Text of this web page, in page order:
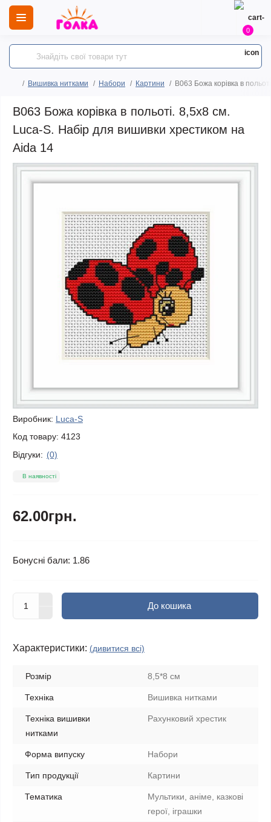
0
Вишивка нитками Набори Картини B063 Божа корівка в
B063 Божа корівка в польоті. 8,5х8 см.
Luca-S. Набір для вишивки хрестиком на
Aida 14
Виробник: Luca-S
Код товару: 4123
Відгуки: (0)
В наявності
62.00грн.
Бонусні бали: 1.86
До кошика
Характеристики: (дивитися всі)
Розмір 8,5*8 см
Техніка Вишивка нитками
Техніка вишивки
нитками
Рахунковий хрестик
Форма випуску Набори
Тип продукції Картини
Тематика
Мультики, аніме, казкові
герої, іграшки